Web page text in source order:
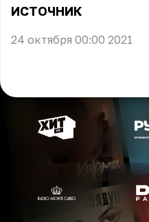
ИСТОЧНИК
24 октября 00:00 2021